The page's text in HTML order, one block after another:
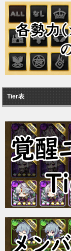
Tier表